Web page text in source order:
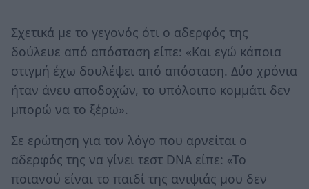
Σχετικά με το γεγονός ότι ο αδερφός της
δούλευε από απόσταση είπε: «Και εγώ κάποια
στιγμή έχω δουλέψει από απόσταση. Δύο χρόνια
ήταν άνευ αποδοχών, το υπόλοιπο κομμάτι δεν
μπορώ να το ξέρω».
Σε ερώτηση για τον λόγο που αρνείται ο
αδερφός της να γίνει τεστ DNA είπε: «Το
ποιανού είναι το παιδί της ανιψιάς μου δεν